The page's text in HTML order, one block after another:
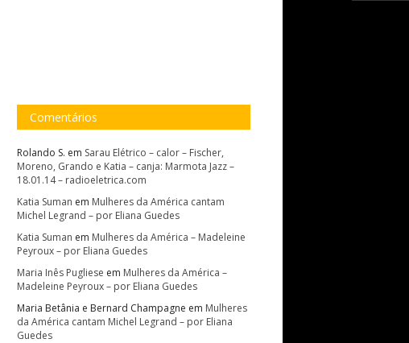
Comentários
Rolando S. em Sarau Elétrico – calor – Fischer,
Moreno, Grando e Katia – canja: Marmota Jazz –
18.01.14 – radioeletrica.com
Katia Suman em Mulheres da América cantam
Michel Legrand – por Eliana Guedes
Katia Suman em Mulheres da América – Madeleine
Peyroux – por Eliana Guedes
Maria Inês Pugliese em Mulheres da América –
Madeleine Peyroux – por Eliana Guedes
Maria Betânia e Bernard Champagne em Mulheres
da América cantam Michel Legrand – por Eliana
Guedes